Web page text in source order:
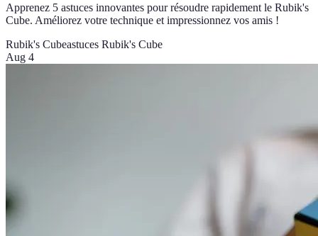
Apprenez 5 astuces innovantes pour résoudre rapidement le Rubik's
Cube. Améliorez votre technique et impressionnez vos amis !
Rubik's Cubeastuces Rubik's Cube
Aug 4